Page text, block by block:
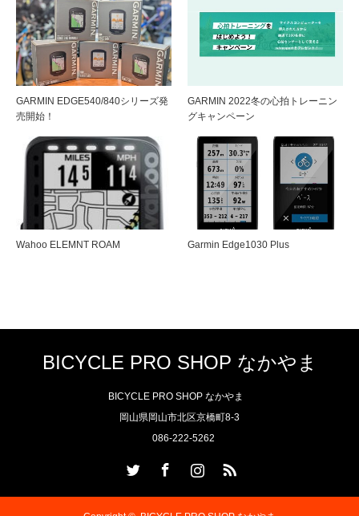
GARMIN EDGE540/840シリーズ発
売開始！
GARMIN 2022冬の心拍トレーニン
グキャンペーン
Wahoo ELEMNT ROAM Garmin Edge1030 Plus
BICYCLE PRO SHOP なかやま
BICYCLE PRO SHOP なかやま
岡山県岡山市北区京橋町8-3
086-222-5262